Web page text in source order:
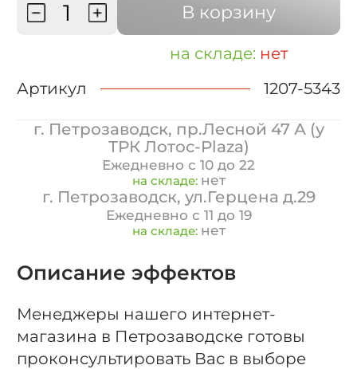
В корзину
на складе: нет
Артикул
1207-5343
г. Петрозаводск, пр.Лесной 47 А (у
ТРК Лотос-Plaza)
Ежедневно с 10 до 22
на складе: нет
г. Петрозаводск, ул.Герцена д.29
Ежедневно с 11 до 19
на складе: нет
Описание эффектов
Менеджеры нашего интернет-
магазина в Петрозаводске готовы
проконсультировать Вас в выборе